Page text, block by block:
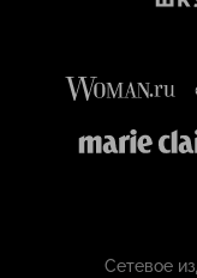
Сетевое